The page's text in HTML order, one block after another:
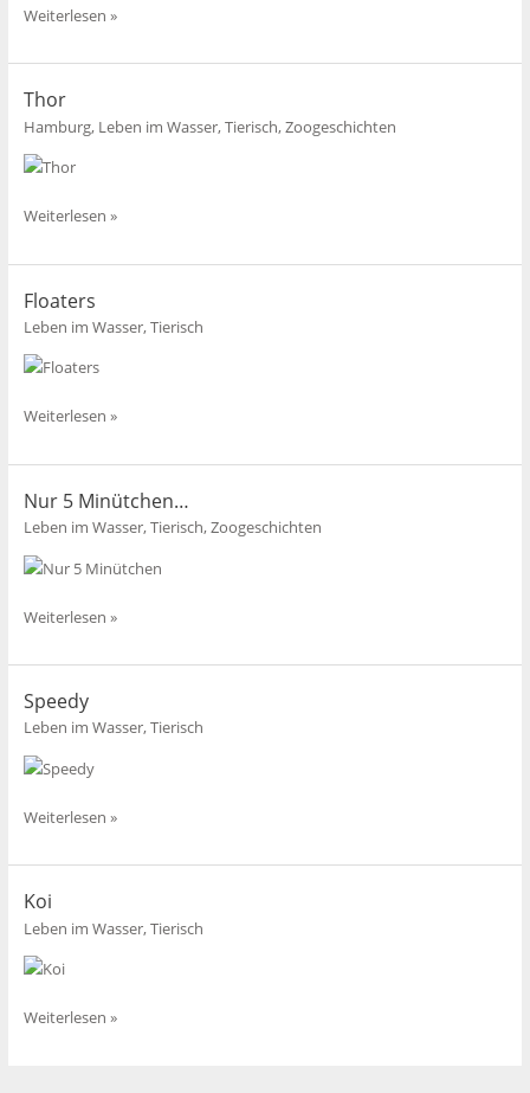
I’m
walruss
Weiterlesen »
Thor
Hamburg, Leben im Wasser,Tierisch,Zoogeschichten
Thor
Weiterlesen »
Floaters
Leben im Wasser,Tierisch
Floaters
Weiterlesen »
Nur 5 Minütchen…
Leben im Wasser,Tierisch,Zoogeschichten
Nur
Minütchen…
Weiterlesen »
Speedy
Leben im Wasser,Tierisch
Speedy
Weiterlesen »
Koi
Leben im Wasser,Tierisch
Koi
Weiterlesen »